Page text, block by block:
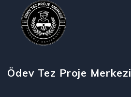
Ödev Tez Proje Merkezi